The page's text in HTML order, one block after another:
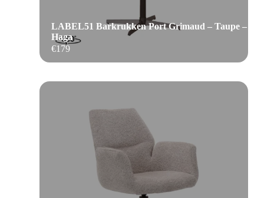
€179
LABEL51 Barkrukken Port Grimaud – Taupe –
Haga